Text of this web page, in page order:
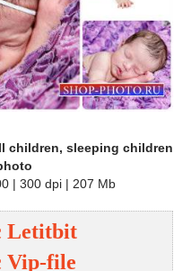
children, sleeping children
| 300 dpi | 207 Mb
Letitbit
Vip-file